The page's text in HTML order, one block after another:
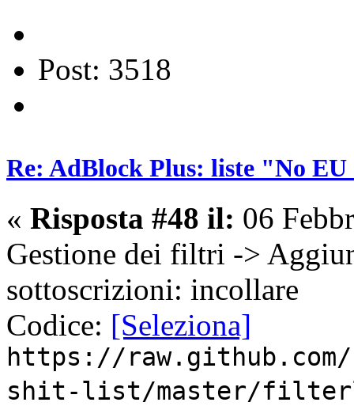
Post: 3518
Re: AdBlock Plus: liste "No
« Risposta #48 il: 06
Gestione dei filtri ->
sottoscrizioni: incollare
Codice: [Seleziona]
https://
shit-list/master/